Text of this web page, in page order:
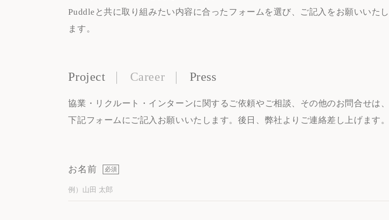
Puddleと共に取り組みたい内容に合ったフォームを選び、ご記入をお願いいたし
ます。
Project Career Press
協業・リクルート・インターンに関するご依頼やご相談、その他のお問合せは、
下記フォームにご記入お願いいたします。後日、弊社よりご連絡差し上げます。
お名前 必須